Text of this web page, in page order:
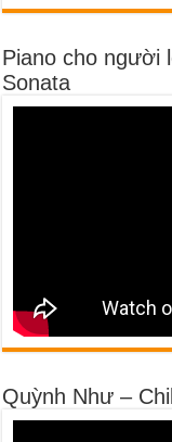
Piano cho người
Sonata
Quỳnh Như –